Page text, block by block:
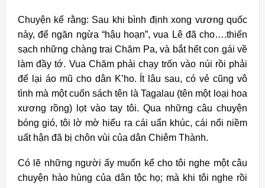
Chuyện kể rằng: Sau khi bình định xong vương quốc
này, để ngăn ngừa “hậu hoạn”, vua Lê đã cho….thiến
sạch những chàng trai Chăm Pa, và bắt hết con gái về
làm đầy tớ. Vua Chăm phải chạy trốn vào núi rồi phải
để lại áo mũ cho dân K’ho. Ít lâu sau, có vẻ cũng vô
tình mà một cuốn sách tên là Tagalau (tên một loại hoa
xương rồng) lọt vào tay tôi. Qua những câu chuyện
bóng gió, tôi lờ mờ hiểu ra cái uẩn khúc, cái nổi niềm
uất hận đã bị chôn vùi của dân Chiêm Thành.
Có lẽ những người ấy muốn kể cho tôi nghe một câu
chuyện hào hùng của dân tộc họ; mà khi tôi nghe rồi